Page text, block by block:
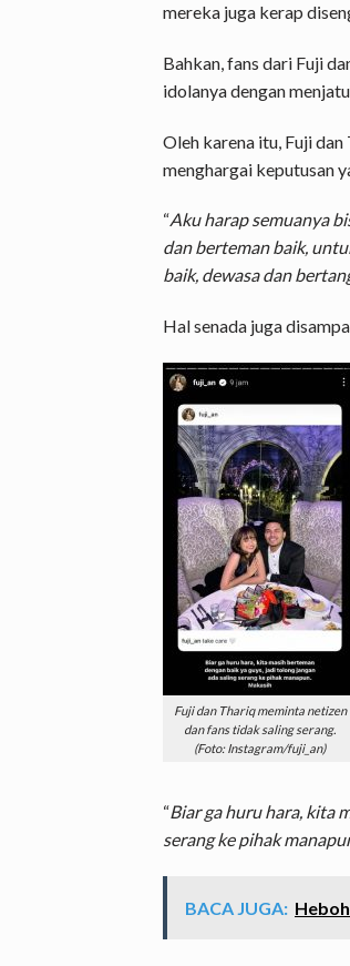
mereka juga kerap
Bahkan, fans dari Fuji
idolanya dengan
Oleh karena itu, Fuji
menghargai keputusan
“Aku harap semuanya
dan berteman baik,
baik, dewasa dan
Hal senada juga
Fuji dan Thariq meminta netizen
dan fans tidak saling serang.
(Foto: Instagram/fuji_an)
“Biar ga huru hara, kita
serang ke pihak
BACA JUGA: